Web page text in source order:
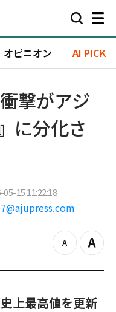
オピニオン AI PICK
撃がアジ
に分化さ
05-15 11:22:18
z
o
u
Z
o
n
上最高値を更新